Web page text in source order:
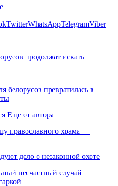
TwitterWhatsAppTelegramViber
продолжат искать
белорусов превратилась в
Еще от автора
православного храма —
дело о незаконной охоте
несчастный случай